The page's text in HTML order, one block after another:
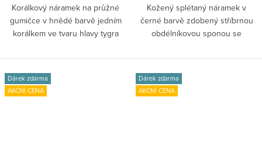
Korálkový náramek na průžné
gumičce v hnědé barvě jedním
korálkem ve tvaru hlavy tygra
Kožený splétaný náramek v
černé barvě zdobený stříbrnou
obdélníkovou sponou se
Dárek zdarma
AKČNÍ CENA
Dárek zdarma
AKČNÍ CENA